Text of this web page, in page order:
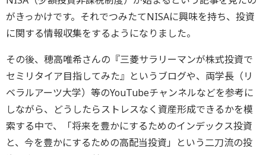
がきっかけです。それでつみたてNISAに興味を持ち、投資
に関する情報収集をするようになりました。
その後、穂高唯希さんの『三菱サラリーマンが株式投資で
セミリタイア目指してみた』というブログや、両学長（リ
ベラルアーツ大学）等のYouTubeチャンネルなどを参考に
しながら、どうしたらストレスなく資産形成できるかを模
索する中で、「将来を豊かにするためのインデックス投資
と、今を豊かにするための高配当投資」という二刀流の投